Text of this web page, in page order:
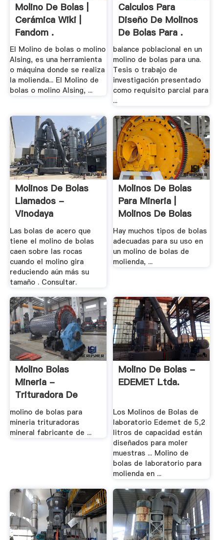
Molino De Bolas |
Cerámica Wiki |
Fandom .
El Molino de bolas o molino
Alsing, es una herramienta
o máquina donde se realiza
la molienda... El Molino de
bolas o molino Alsing, ...
Calculos Para
Diseño De Molinos
De Bolas Para .
balance poblacional en un
molino de bolas para una.
Tesis o trabajo de
investigación presentado
como requisito parcial para
...
Molinos De Bolas
Llamados -
Vinodaya
Las bolas de acero que
tiene el molino de bolas
caen sobre las rocas
cuando el molino gira
reduciendo aún más su
tamaño . Consultar.
Molinos De Bolas
Para Mineria |
Molinos De Bolas
Hay muchos tipos de bolas
adecuadas para su uso en
un molino de bolas de
molienda, ...
Molino Bolas
Mineria -
Trituradora De
Cono
molino de bolas para
mineria trituradoras
mineral fabricante de ...
Molino De Bolas -
EDEMET Ltda.
Los Molinos de Bolas de
laboratorio Edemet de 5,2
litros de capacidad están
diseñados para moler
muestras ... Molino de
bolas de laboratorio para
molienda en ...